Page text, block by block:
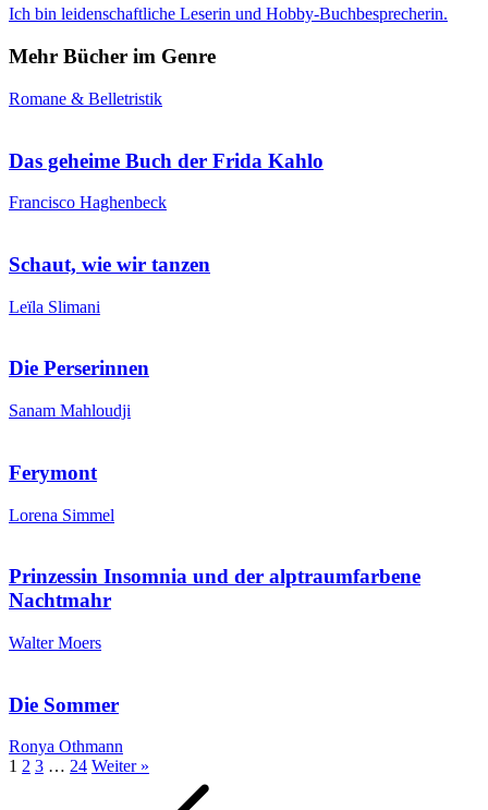
Ich bin leidenschaftliche Leserin und Hobby-Buchbesprecherin.
Mehr Bücher im Genre
Romane & Belletristik
Das geheime Buch der Frida Kahlo
Francisco Haghenbeck
Schaut, wie wir tanzen
Leïla Slimani
Die Perserinnen
Sanam Mahloudji
Ferymont
Lorena Simmel
Prinzessin Insomnia und der alptraumfarbene
Nachtmahr
Walter Moers
Die Sommer
Ronya Othmann
1 2 3 … 24 Weiter »